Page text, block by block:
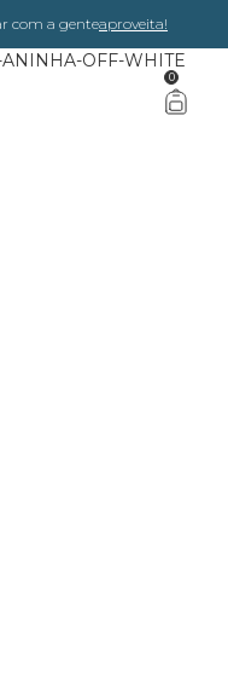
com a genteaproveita!
0